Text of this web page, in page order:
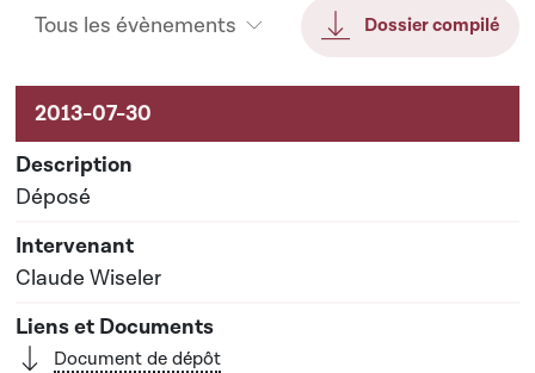
Tous les évènements Dossier compilé
Activités sur le dossier
Déposé
Claude Wiseler
Document de dépôt